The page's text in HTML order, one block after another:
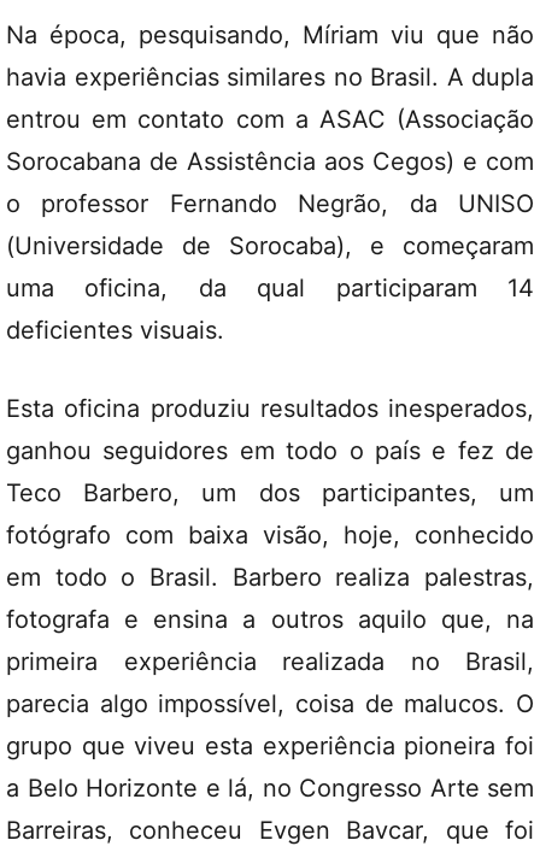
Na época, pesquisando, Míriam viu que não
havia experiências similares no Brasil. A dupla
entrou em contato com a ASAC (Associação
Sorocabana de Assistência aos Cegos) e com
o professor Fernando Negrão, da UNISO
(Universidade de Sorocaba), e começaram
uma oficina, da qual participaram 14
deficientes visuais.
Esta oficina produziu resultados inesperados,
ganhou seguidores em todo o país e fez de
Teco Barbero, um dos participantes, um
fotógrafo com baixa visão, hoje, conhecido
em todo o Brasil. Barbero realiza palestras,
fotografa e ensina a outros aquilo que, na
primeira experiência realizada no Brasil,
parecia algo impossível, coisa de malucos. O
grupo que viveu esta experiência pioneira foi
a Belo Horizonte e lá, no Congresso Arte sem
Barreiras, conheceu Evgen Bavcar, que foi